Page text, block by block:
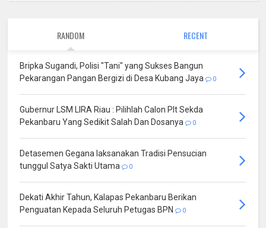
RANDOM RECENT
Bripka Sugandi, Polisi "Tani" yang Sukses Bangun
Pekarangan Pangan Bergizi di Desa Kubang Jaya
0
Gubernur LSM LIRA Riau : Pilihlah Calon Plt Sekda
Pekanbaru Yang Sedikit Salah Dan Dosanya
0
Detasemen Gegana laksanakan Tradisi Pensucian
tunggul Satya Sakti Utama
0
Dekati Akhir Tahun, Kalapas Pekanbaru Berikan
Penguatan Kepada Seluruh Petugas BPN
0